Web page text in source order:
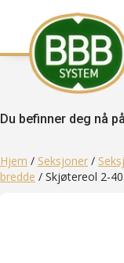
Du befinner deg nå
Hjem / Seksjoner /
bredde / Skjøtereol 2-